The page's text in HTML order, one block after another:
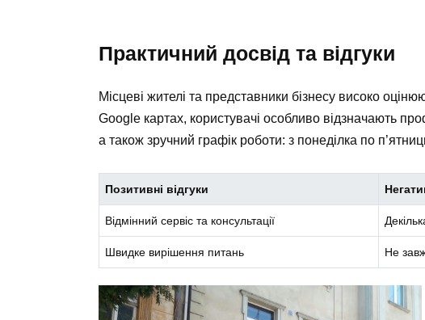
Практичний досвід та відгуки
Місцеві жителі та представники бізнесу високо
Google картах, користувачі особливо відзначають
а також зручний графік роботи: з понеділка по
Позитивні відгуки
Відмінний сервіс та консультації
Швидке вирішення питань Не